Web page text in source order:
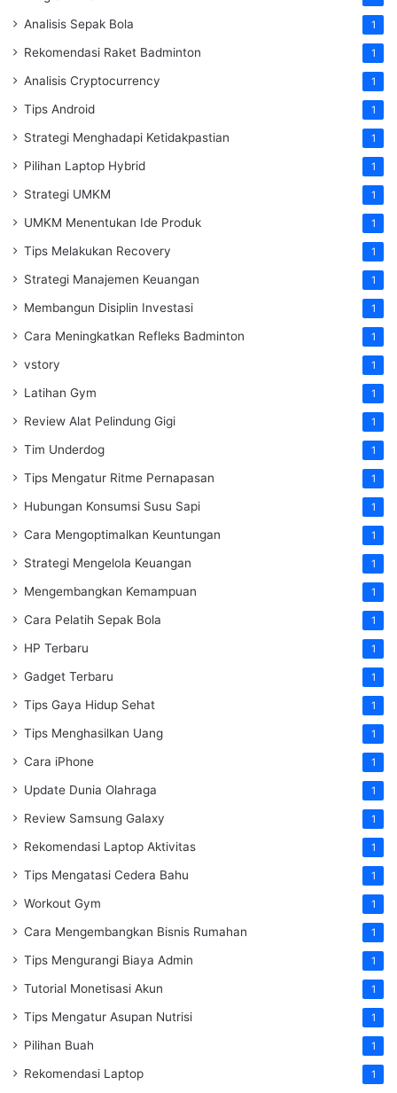
Analisis Sepak Bola 1
Rekomendasi Raket Badminton 1
Analisis Cryptocurrency 1
Tips Android 1
Strategi Menghadapi Ketidakpastian 1
Pilihan Laptop Hybrid 1
Strategi UMKM 1
UMKM Menentukan Ide Produk 1
Tips Melakukan Recovery 1
Strategi Manajemen Keuangan 1
Membangun Disiplin Investasi 1
Cara Meningkatkan Refleks Badminton 1
vstory 1
Latihan Gym 1
Review Alat Pelindung Gigi 1
Tim Underdog 1
Tips Mengatur Ritme Pernapasan 1
Hubungan Konsumsi Susu Sapi 1
Cara Mengoptimalkan Keuntungan 1
Strategi Mengelola Keuangan 1
Mengembangkan Kemampuan 1
Cara Pelatih Sepak Bola 1
HP Terbaru 1
Gadget Terbaru 1
Tips Gaya Hidup Sehat 1
Tips Menghasilkan Uang 1
Cara iPhone 1
Update Dunia Olahraga 1
Review Samsung Galaxy 1
Rekomendasi Laptop Aktivitas 1
Tips Mengatasi Cedera Bahu 1
Workout Gym 1
Cara Mengembangkan Bisnis Rumahan 1
Tips Mengurangi Biaya Admin 1
Tutorial Monetisasi Akun 1
Tips Mengatur Asupan Nutrisi 1
Pilihan Buah 1
Rekomendasi Laptop 1